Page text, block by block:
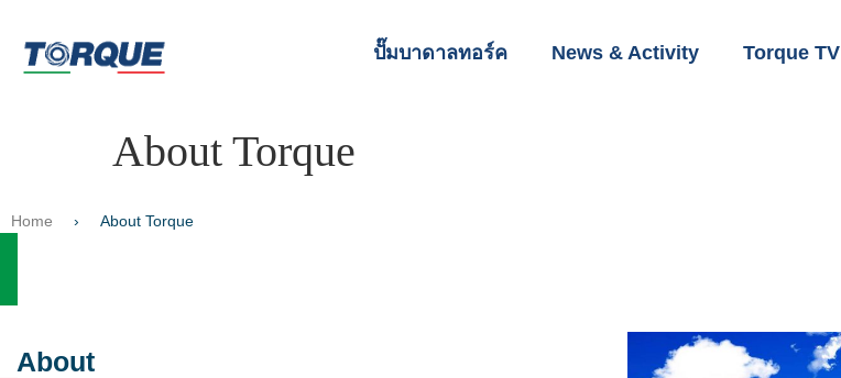
ปั๊มบาดาลทอร์ค News & Activity Torque TV
About Torque
Home › About Torque
About